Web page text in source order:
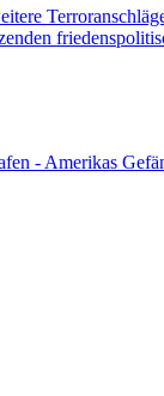
- Amerikas